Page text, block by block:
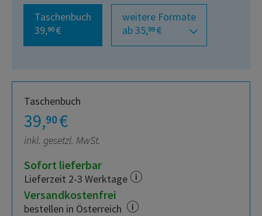
Taschenbuch
39,90 €
weitere Formate
ab 35,99 €
Taschenbuch
39,90€
inkl. gesetzl. MwSt.
Sofort lieferbar
Lieferzeit 2-3 Werktage
Versandkostenfrei
bestellen in Österreich